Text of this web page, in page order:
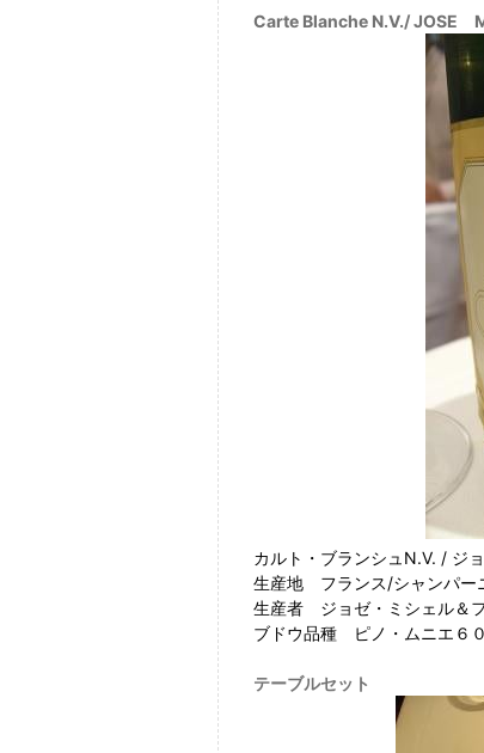
Carte Blanche N.V./ JOSE
カルト・ブランシュN.V. / ジ
生産地 フランス/シャンパー
生産者 ジョゼ・ミシェル＆
ブドウ品種 ピノ・ムニエ６
テーブルセット